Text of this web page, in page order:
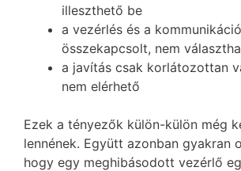
illeszthető be
a vezérlés és a
összekapcsolt, nem
a javítás csak korlátozottan
nem elérhető
Ezek a tényezők külön-külön még
lennének. Együtt azonban gyakran
hogy egy meghibásodott vezérlő